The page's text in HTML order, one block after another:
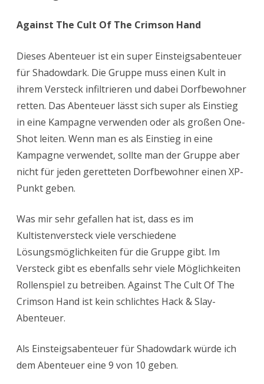
Against The Cult Of The Crimson Hand
Dieses Abenteuer ist ein super Einsteigsabenteuer
für Shadowdark. Die Gruppe muss einen Kult in
ihrem Versteck infiltrieren und dabei Dorfbewohner
retten. Das Abenteuer lässt sich super als Einstieg
in eine Kampagne verwenden oder als großen One-
Shot leiten. Wenn man es als Einstieg in eine
Kampagne verwendet, sollte man der Gruppe aber
nicht für jeden geretteten Dorfbewohner einen XP-
Punkt geben.
Was mir sehr gefallen hat ist, dass es im
Kultistenversteck viele verschiedene
Lösungsmöglichkeiten für die Gruppe gibt. Im
Versteck gibt es ebenfalls sehr viele Möglichkeiten
Rollenspiel zu betreiben. Against The Cult Of The
Crimson Hand ist kein schlichtes Hack & Slay-
Abenteuer.
Als Einsteigsabenteuer für Shadowdark würde ich
dem Abenteuer eine 9 von 10 geben.